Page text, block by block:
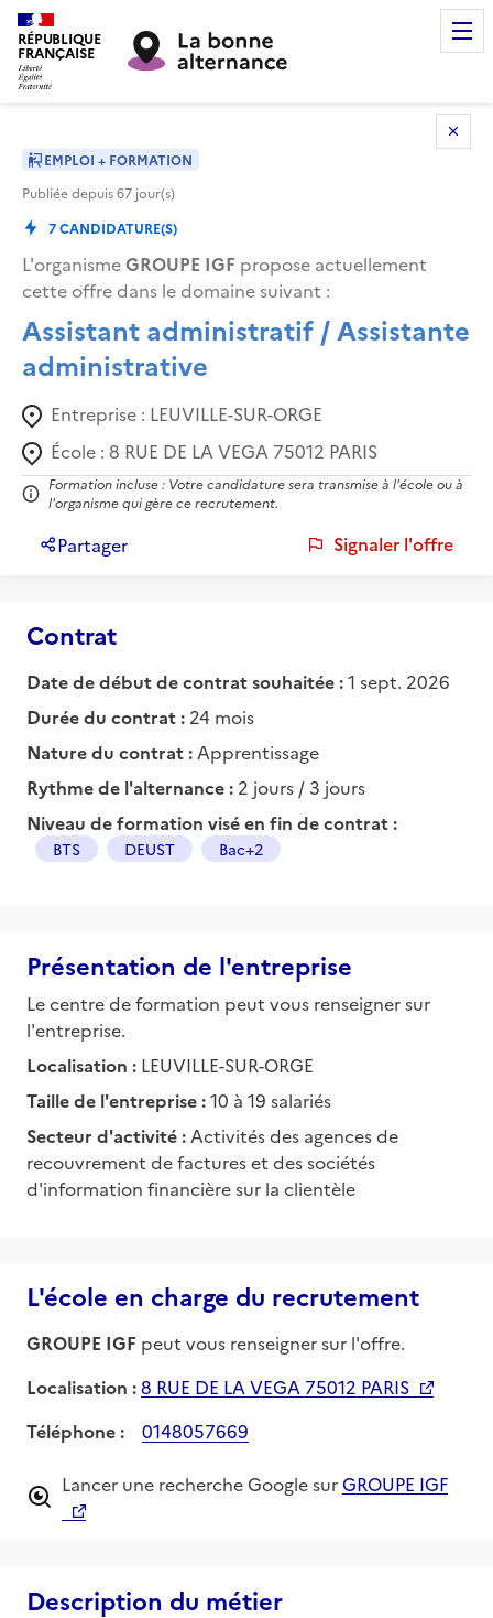
RÉPUBLIQUE
FRANÇAISE
EMPLOI + FORMATION
Publiée depuis67 jour(s)
7CANDIDATURE(S)
L'organismeGROUPE IGF propose actuellement
cette offre dans le domaine suivant :
Assistant administratif / Assistante
administrative
Entreprise : LEUVILLE-SUR-ORGE
École : 8 RUE DE LA VEGA 75012 PARIS
Formation incluse : Votre candidature sera transmise à l'école ou à
l'organisme qui gère ce recrutement.
Partager Signaler l'offre
Contrat
Date de début de contrat souhaitée :1 sept. 2026
Durée du contrat : 24 mois
Nature du contrat : Apprentissage
Rythme de l'alternance : 2 jours / 3 jours
Niveau de formation visé en fin de contrat :
BTS DEUST Bac+2
Présentation de l'entreprise
Le centre de formation peut vous renseigner sur
l'entreprise.
Localisation : LEUVILLE-SUR-ORGE
Taille de l'entreprise :10 à 19 salariés
Secteur d'activité : Activités des agences de
recouvrement de factures et des sociétés
d'information financière sur la clientèle
L'école en charge du recrutement
GROUPE IGF peut vous renseigner sur l'offre.
Localisation :8 RUE DE LA VEGA 75012 PARIS
Téléphone :
0148057669
Lancer une recherche Google surGROUPE IGF
Description du métier